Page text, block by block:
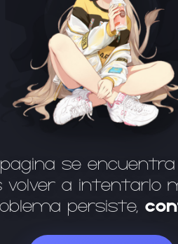
se
volver a intentarlo
persiste,